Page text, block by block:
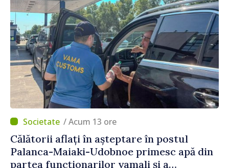
/ Acum 13 ore
Călătorii aflați în așteptare în postul
Palanca-Maiaki-Udobnoe primesc apă din
partea funcționarilor vamali și a